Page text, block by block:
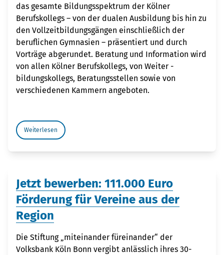
das gesamte Bildungsspektrum der Kölner
Berufskollegs – von der dualen Ausbildung bis hin zu
den Vollzeit­bildungsgängen einschließlich der
beruflichen Gymnasien – präsentiert und durch
Vorträge abgerundet. Beratung und Information wird
von allen Kölner Berufskollegs, von Weiter ­
bildungskollegs, Beratungsstellen sowie von
verschiedenen Kammern angeboten.
Weiterlesen
Jetzt bewerben: 111.000 Euro
Förderung für Vereine aus der
Region
Die Stiftung „miteinander füreinander“ der
Volksbank Köln Bonn vergibt anlässlich ihres 30-